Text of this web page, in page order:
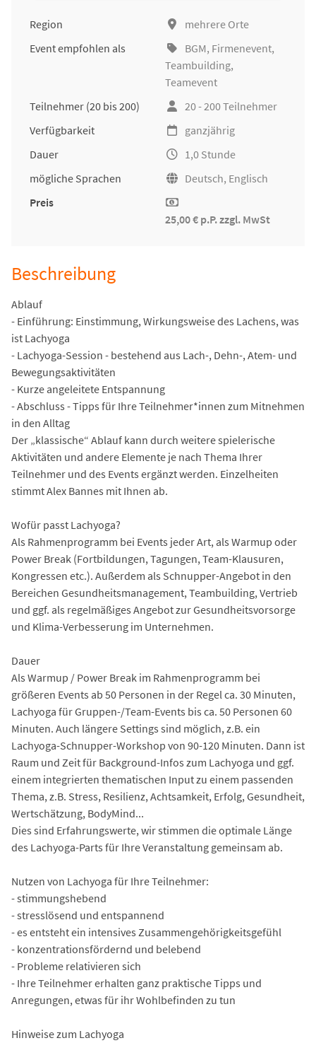
Region
mehrere Orte
Event empfohlen als
BGM, Firmenevent,
Teambuilding,
Teamevent
Teilnehmer (20 bis 200)
20 - 200 Teilnehmer
Verfügbarkeit
ganzjährig
Dauer
1,0 Stunde
mögliche Sprachen
Deutsch, Englisch
Preis
25,00 € p.P. zzgl. MwSt
Beschreibung
Ablauf
- Einführung: Einstimmung, Wirkungsweise des Lachens, was
ist Lachyoga
- Lachyoga-Session - bestehend aus Lach-, Dehn-, Atem- und
Bewegungsaktivitäten
- Kurze angeleitete Entspannung
- Abschluss - Tipps für Ihre Teilnehmer*innen zum Mitnehmen
in den Alltag
Der „klassische“ Ablauf kann durch weitere spielerische
Aktivitäten und andere Elemente je nach Thema Ihrer
Teilnehmer und des Events ergänzt werden. Einzelheiten
stimmt Alex Bannes mit Ihnen ab.
Wofür passt Lachyoga?
Als Rahmenprogramm bei Events jeder Art, als Warmup oder
Power Break (Fortbildungen, Tagungen, Team-Klausuren,
Kongressen etc.). Außerdem als Schnupper-Angebot in den
Bereichen Gesundheitsmanagement, Teambuilding, Vertrieb
und ggf. als regelmäßiges Angebot zur Gesundheitsvorsorge
und Klima-Verbesserung im Unternehmen.
Dauer
Als Warmup / Power Break im Rahmenprogramm bei
größeren Events ab 50 Personen in der Regel ca. 30 Minuten,
Lachyoga für Gruppen-/Team-Events bis ca. 50 Personen 60
Minuten. Auch längere Settings sind möglich, z.B. ein
Lachyoga-Schnupper-Workshop von 90-120 Minuten. Dann ist
Raum und Zeit für Background-Infos zum Lachyoga und ggf.
einem integrierten thematischen Input zu einem passenden
Thema, z.B. Stress, Resilienz, Achtsamkeit, Erfolg, Gesundheit,
Wertschätzung, BodyMind...
Dies sind Erfahrungswerte, wir stimmen die optimale Länge
des Lachyoga-Parts für Ihre Veranstaltung gemeinsam ab.
Nutzen von Lachyoga für Ihre Teilnehmer:
- stimmungshebend
- stresslösend und entspannend
- es entsteht ein intensives Zusammengehörigkeitsgefühl
- konzentrationsfördernd und belebend
- Probleme relativieren sich
- Ihre Teilnehmer erhalten ganz praktische Tipps und
Anregungen, etwas für ihr Wohlbefinden zu tun
Hinweise zum Lachyoga